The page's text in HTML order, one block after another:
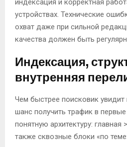
устройствах. Технические
охват даже при сильной
качества должен быть
Индексация,
внутренняя
Чем быстрее поисковик
шанс получить трафик в
понятную архитектуру: главная
также сквозные блоки «по